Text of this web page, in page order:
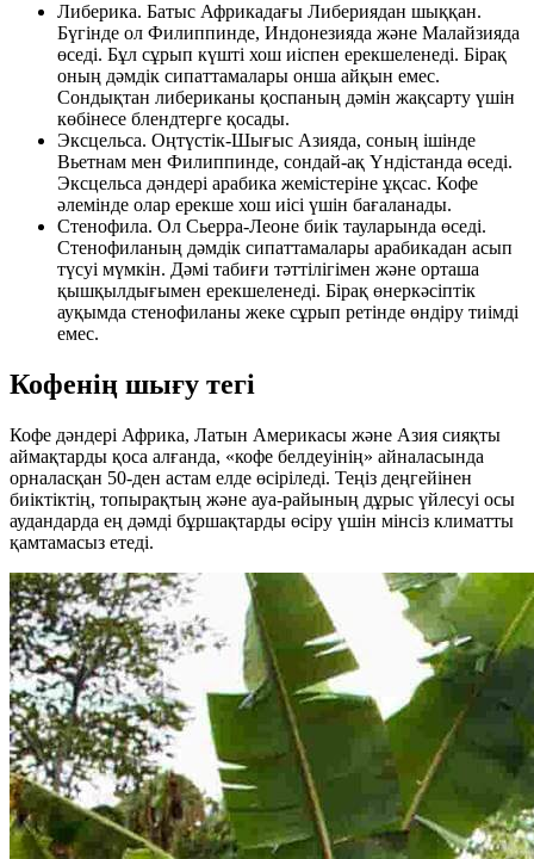
Либерика. Батыс Африкадағы Либериядан шыққан.
Бүгінде ол Филиппинде, Индонезияда және Малайзияда
өседі. Бұл сұрып күшті хош иіспен ерекшеленеді. Бірақ
оның дәмдік сипаттамалары онша айқын емес.
Сондықтан либериканы қоспаның дәмін жақсарту үшін
көбінесе блендтерге қосады.
Эксцельса. Оңтүстік-Шығыс Азияда, соның ішінде
Вьетнам мен Филиппинде, сондай-ақ Үндістанда өседі.
Эксцельса дәндері арабика жемістеріне ұқсас. Кофе
әлемінде олар ерекше хош иісі үшін бағаланады.
Стенофила. Ол Сьерра-Леоне биік тауларында өседі.
Стенофиланың дәмдік сипаттамалары арабикадан асып
түсуі мүмкін. Дәмі табиғи тәттілігімен және орташа
қышқылдығымен ерекшеленеді. Бірақ өнеркәсіптік
ауқымда стенофиланы жеке сұрып ретінде өндіру тиімді
емес.
Кофенің шығу тегі
Кофе дәндері Африка, Латын Америкасы және Азия сияқты
аймақтарды қоса алғанда, «кофе белдеуінің» айналасында
орналасқан 50-ден астам елде өсіріледі. Теңіз деңгейінен
биіктіктің, топырақтың және ауа-райының дұрыс үйлесуі осы
аудандарда ең дәмді бұршақтарды өсіру үшін мінсіз климатты
қамтамасыз етеді.